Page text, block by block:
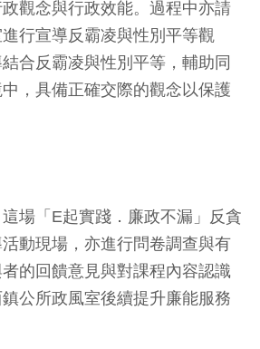
觀念與行政效能。過程中亦請
行宣導反霸凌與性別平等觀
合反霸凌與性別平等，輔助同
，具備正確交際的觀念以保護
場「E起實踐．廉政不漏」反貪
動現場，亦進行問卷調查與有
的回饋意見與對課程內容認識
公所政風室後續提升廉能服務